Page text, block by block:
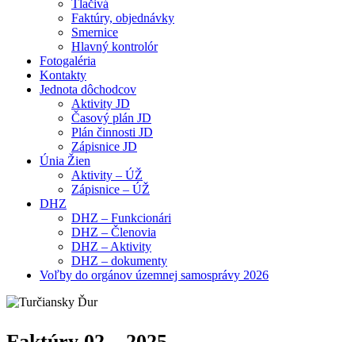
Tlačivá
Faktúry, objednávky
Smernice
Hlavný kontrolór
Fotogaléria
Kontakty
Jednota dôchodcov
Aktivity JD
Časový plán JD
Plán činnosti JD
Zápisnice JD
Únia Žien
Aktivity – ÚŽ
Zápisnice – ÚŽ
DHZ
DHZ – Funkcionári
DHZ – Členovia
DHZ – Aktivity
DHZ – dokumenty
Voľby do orgánov územnej samosprávy 2026